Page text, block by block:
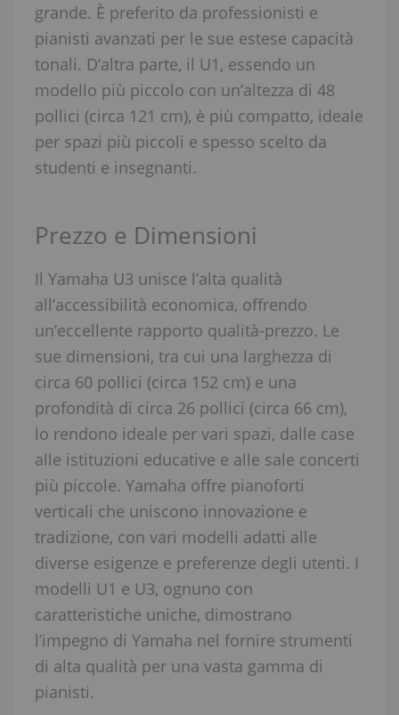
grande. È preferito da professionisti e
pianisti avanzati per le sue estese capacità
tonali. D’altra parte, il U1, essendo un
modello più piccolo con un’altezza di 48
pollici (circa 121 cm), è più compatto, ideale
per spazi più piccoli e spesso scelto da
studenti e insegnanti.
Prezzo e Dimensioni
Il Yamaha U3 unisce l’alta qualità
all’accessibilità economica, offrendo
un’eccellente rapporto qualità-prezzo. Le
sue dimensioni, tra cui una larghezza di
circa 60 pollici (circa 152 cm) e una
profondità di circa 26 pollici (circa 66 cm),
lo rendono ideale per vari spazi, dalle case
alle istituzioni educative e alle sale concerti
più piccole. Yamaha offre pianoforti
verticali che uniscono innovazione e
tradizione, con vari modelli adatti alle
diverse esigenze e preferenze degli utenti. I
modelli U1 e U3, ognuno con
caratteristiche uniche, dimostrano
l’impegno di Yamaha nel fornire strumenti
di alta qualità per una vasta gamma di
pianisti.